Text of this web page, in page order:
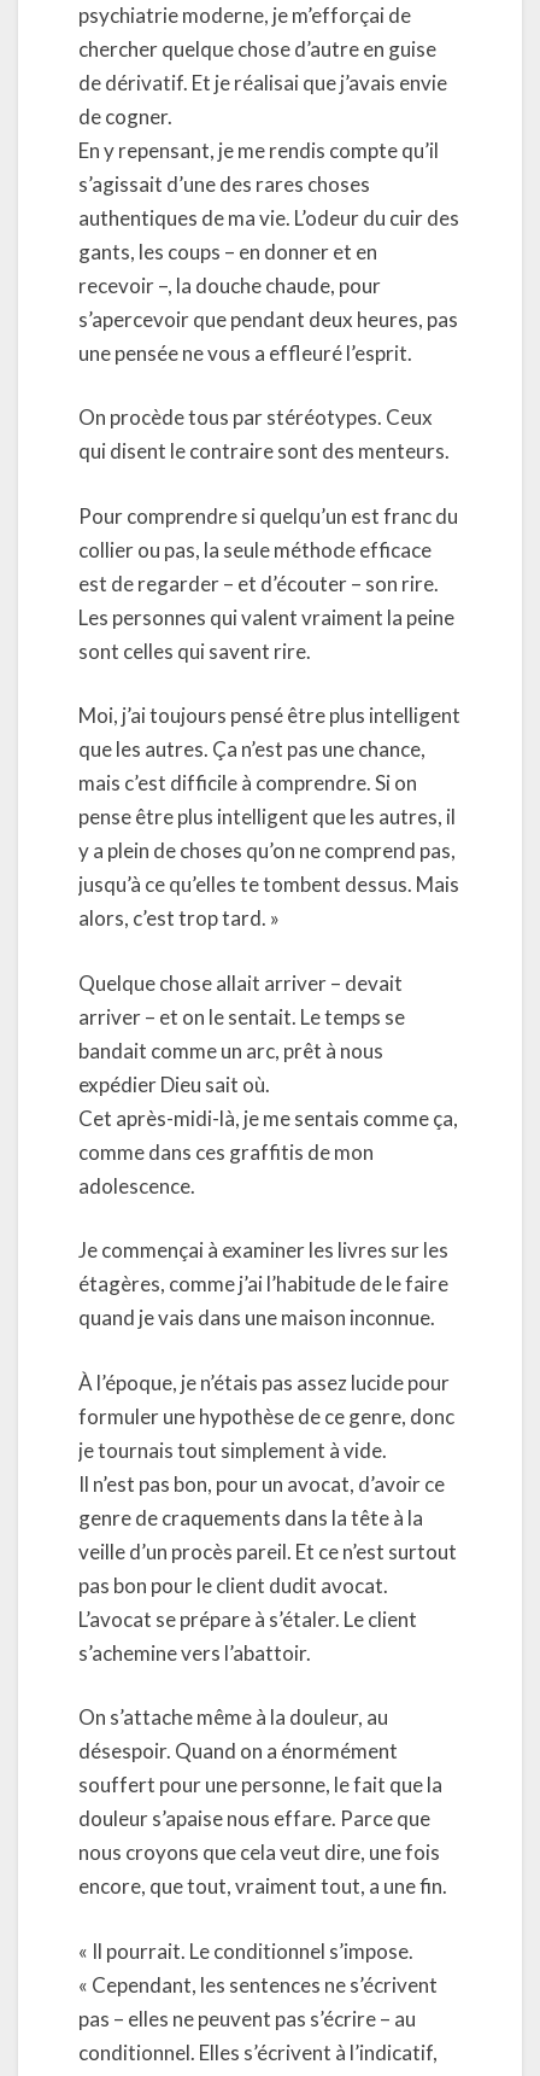
psychiatrie moderne, je m’efforçai de
chercher quelque chose d’autre en guise
de dérivatif. Et je réalisai que j’avais envie
de cogner.
En y repensant, je me rendis compte qu’il
s’agissait d’une des rares choses
authentiques de ma vie. L’odeur du cuir des
gants, les coups – en donner et en
recevoir –, la douche chaude, pour
s’apercevoir que pendant deux heures, pas
une pensée ne vous a effleuré l’esprit.
On procède tous par stéréotypes. Ceux
qui disent le contraire sont des menteurs.
Pour comprendre si quelqu’un est franc du
collier ou pas, la seule méthode efficace
est de regarder – et d’écouter – son rire.
Les personnes qui valent vraiment la peine
sont celles qui savent rire.
Moi, j’ai toujours pensé être plus intelligent
que les autres. Ça n’est pas une chance,
mais c’est difficile à comprendre. Si on
pense être plus intelligent que les autres, il
y a plein de choses qu’on ne comprend pas,
jusqu’à ce qu’elles te tombent dessus. Mais
alors, c’est trop tard. »
Quelque chose allait arriver – devait
arriver – et on le sentait. Le temps se
bandait comme un arc, prêt à nous
expédier Dieu sait où.
Cet après-midi-là, je me sentais comme ça,
comme dans ces graffitis de mon
adolescence.
Je commençai à examiner les livres sur les
étagères, comme j’ai l’habitude de le faire
quand je vais dans une maison inconnue.
À l’époque, je n’étais pas assez lucide pour
formuler une hypothèse de ce genre, donc
je tournais tout simplement à vide.
Il n’est pas bon, pour un avocat, d’avoir ce
genre de craquements dans la tête à la
veille d’un procès pareil. Et ce n’est surtout
pas bon pour le client dudit avocat.
L’avocat se prépare à s’étaler. Le client
s’achemine vers l’abattoir.
On s’attache même à la douleur, au
désespoir. Quand on a énormément
souffert pour une personne, le fait que la
douleur s’apaise nous effare. Parce que
nous croyons que cela veut dire, une fois
encore, que tout, vraiment tout, a une fin.
« Il pourrait. Le conditionnel s’impose.
« Cependant, les sentences ne s’écrivent
pas – elles ne peuvent pas s’écrire – au
conditionnel. Elles s’écrivent à l’indicatif,